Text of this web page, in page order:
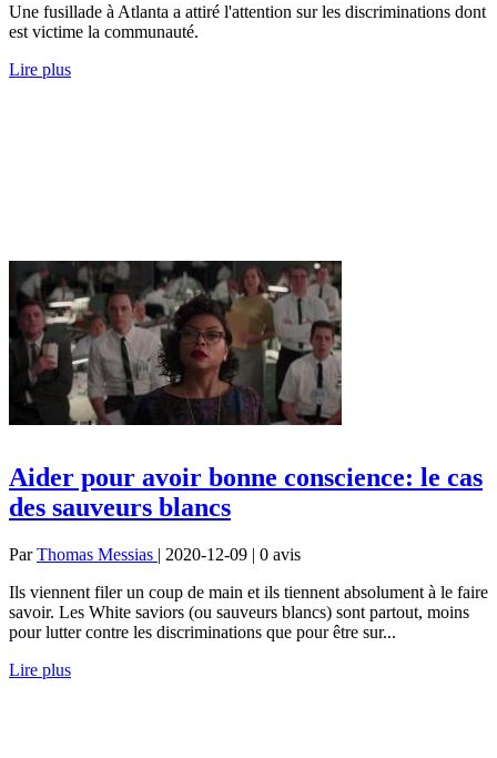
Une fusillade à Atlanta a attiré l'attention sur les discriminations dont
est victime la communauté.
Lire plus
Aider pour avoir bonne conscience: le cas
des sauveurs blancs
ParThomas Messias | 2020-12-09 | 0 avis
Ils viennent filer un coup de main et ils tiennent absolument à le faire
savoir. Les White saviors (ou sauveurs blancs) sont partout, moins
pour lutter contre les discriminations que pour être sur...
Lire plus